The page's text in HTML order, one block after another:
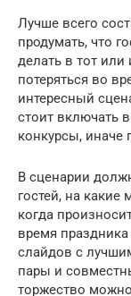
Лучше всего
продумать, что
делать в тот
потеряться во
интересный
стоит включать
конкурсы,
В сценарии
гостей, на какие
когда
время
слайдов с
пары и
торжество